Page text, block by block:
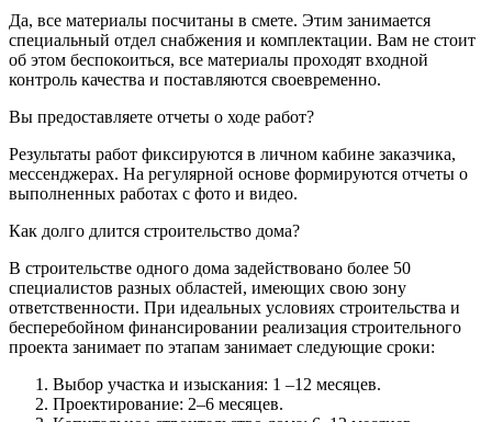
Да, все материалы посчитаны в смете. Этим занимается
специальный отдел снабжения и комплектации. Вам не стоит
об этом беспокоиться, все материалы проходят входной
контроль качества и поставляются своевременно.
Вы предоставляете отчеты о ходе работ?
Результаты работ фиксируются в личном кабине заказчика,
мессенджерах. На регулярной основе формируются отчеты о
выполненных работах с фото и видео.
Как долго длится строительство дома?
В строительстве одного дома задействовано более 50
специалистов разных областей, имеющих свою зону
ответственности. При идеальных условиях строительства и
бесперебойном финансировании реализация строительного
проекта занимает по этапам занимает следующие сроки:
Выбор участка и изыскания: 1 –12 месяцев.
Проектирование: 2–6 месяцев.